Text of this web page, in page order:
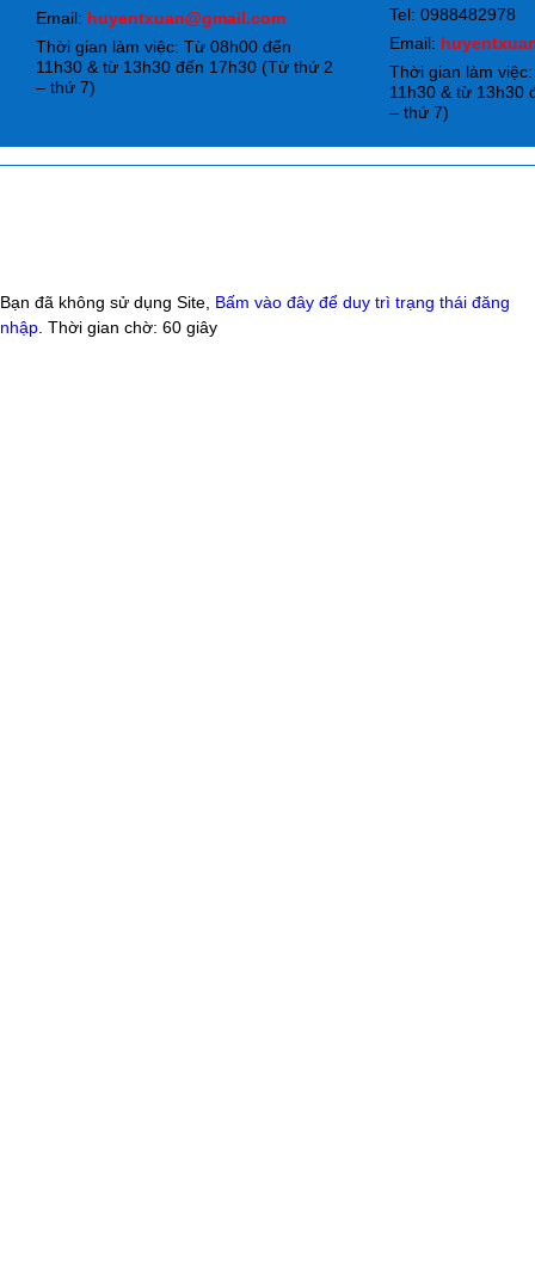
Email: huyentxuan@gmail.com
Thời gian làm việc: Từ 08h00 đến
11h30 & từ 13h30 đến 17h30 (Từ thứ 2
– thứ 7)
Tel: 0988482978
Email:
Thời gian làm
11h30 & từ 13h30
– thứ 7)
Bạn đã không sử dụng Site, Bấm vào đây để duy trì trạng thái đăng
nhập . Thời gian chờ: 60 giây